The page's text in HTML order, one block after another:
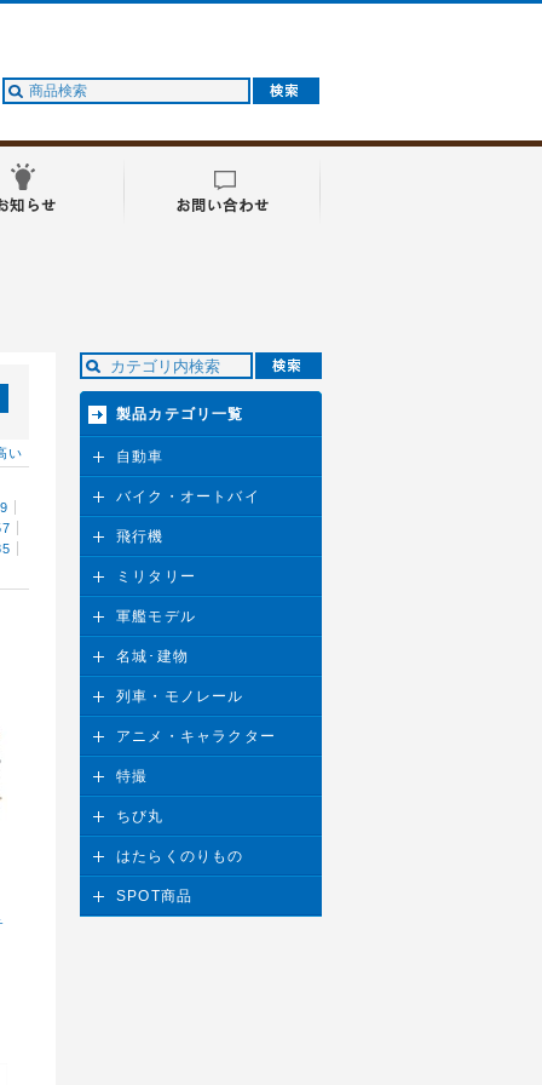
い
製品カテゴリ一覧
自動車
バイク・オートバイ
飛行機
ミリタリー
軍艦モデル
名城･建物
列車・モノレール
アニメ・キャラクター
特撮
ちび丸
はたらくのりもの
SPOT商品